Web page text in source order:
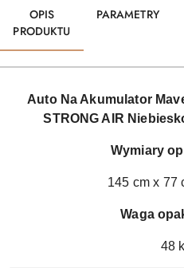
OPIS
PRODUKTU
PARAMETRY
Auto Na Akumulator
STRONG AIR
Wymiary
145 cm x 77
Waga
48